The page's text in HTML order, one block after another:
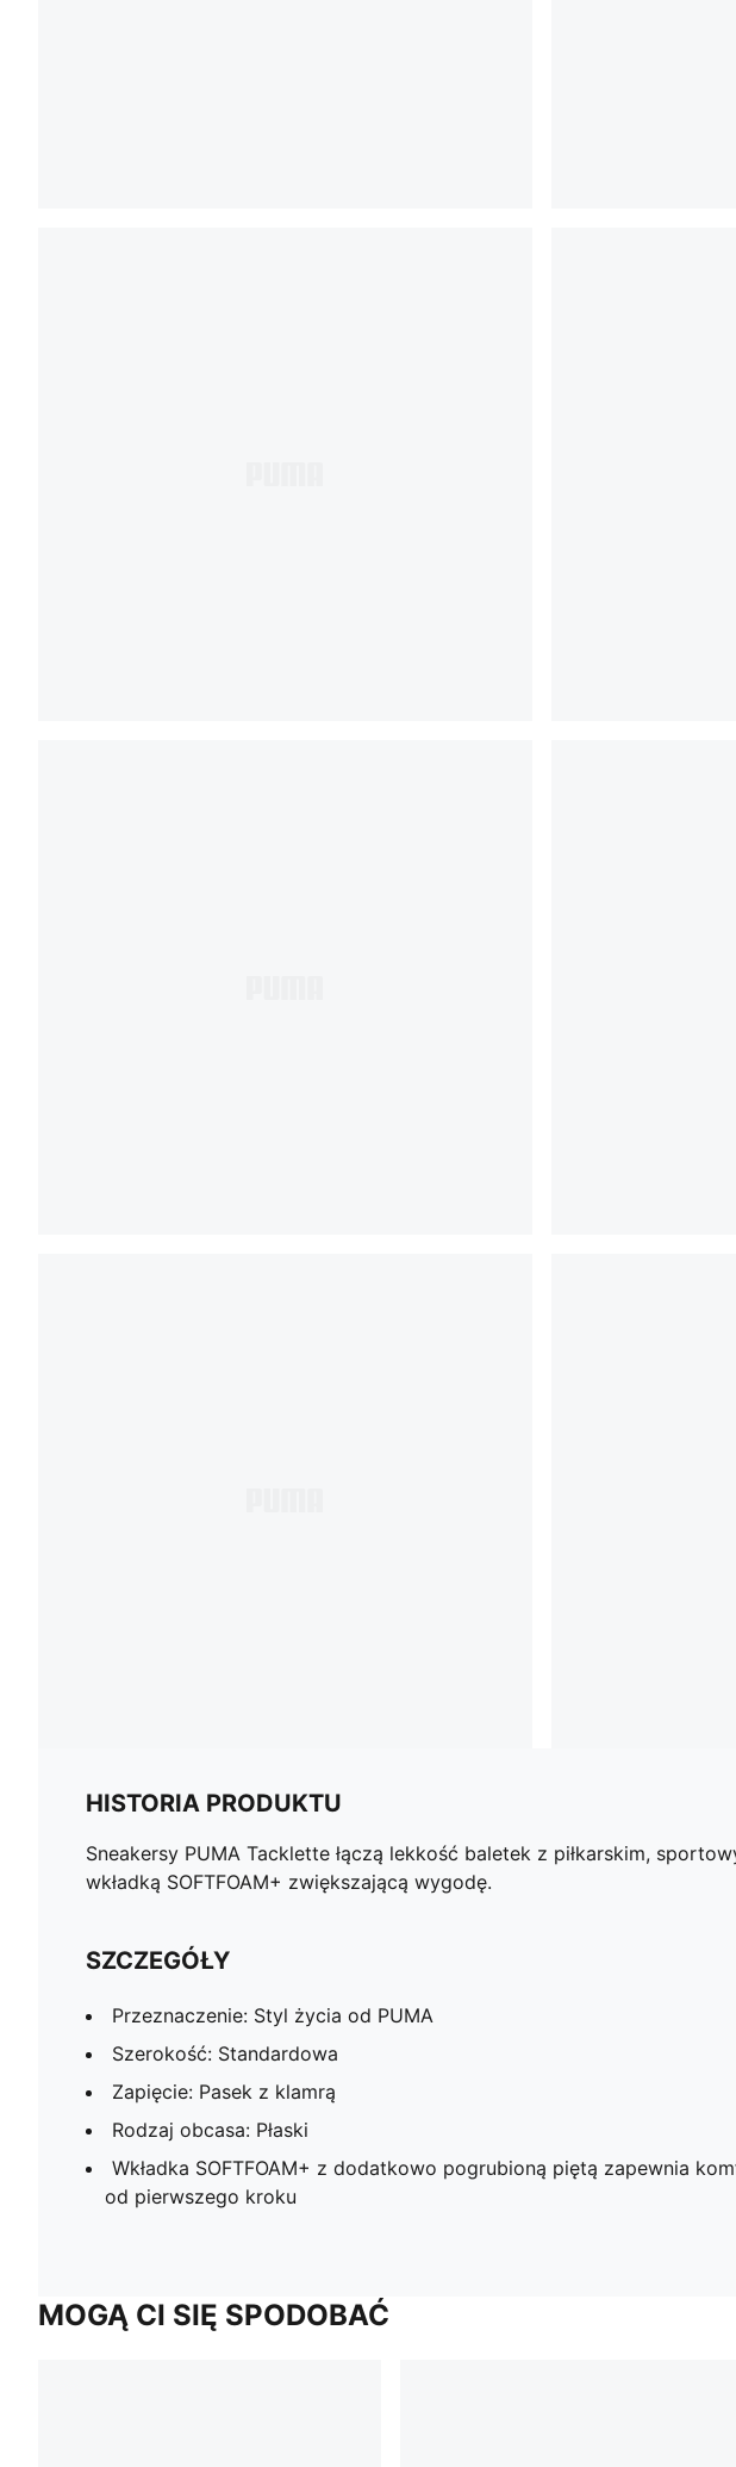
HISTORIA PRODUKTU
Sneakersy PUMA Tacklette łączą lekkość baletek z piłkarskim,
wkładką SOFTFOAM+ zwiększającą wygodę.
SZCZEGÓŁY
Przeznaczenie: Styl życia od PUMA
Szerokość: Standardowa
Zapięcie: Pasek z klamrą
Rodzaj obcasa: Płaski
Wkładka SOFTFOAM+ z dodatkowo pogrubioną piętą zapewnia
od pierwszego kroku
MOGĄ CI SIĘ SPODOBAĆ